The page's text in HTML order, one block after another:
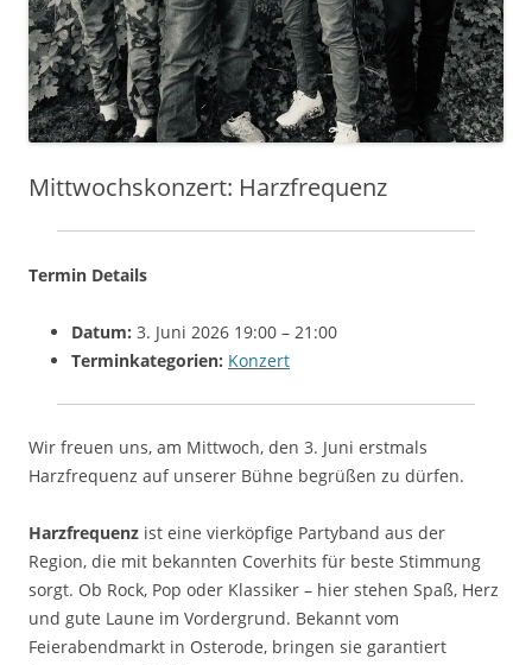
Mittwochskonzert: Harzfrequenz
Termin Details
Datum: 3. Juni 2026 19:00 – 21:00
Terminkategorien: Konzert
Wir freuen uns, am Mittwoch, den 3. Juni erstmals
Harzfrequenz auf unserer Bühne begrüßen zu dürfen.
Harzfrequenz ist eine vierköpfige Partyband aus der
Region, die mit bekannten Coverhits für beste Stimmung
sorgt. Ob Rock, Pop oder Klassiker – hier stehen Spaß, Herz
und gute Laune im Vordergrund. Bekannt vom
Feierabendmarkt in Osterode, bringen sie garantiert